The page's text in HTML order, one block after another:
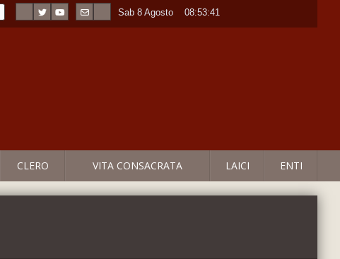
Sab 8 Agosto ----08:53:41
CLERO VITA CONSACRATA LAICI ENTI